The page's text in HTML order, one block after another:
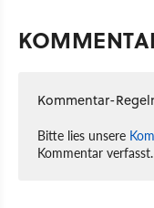
Kommentar-
Bitte lies unsere
Kommentar verfasst.